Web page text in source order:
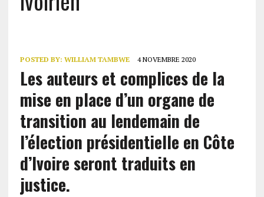
POSTED BY: WILLIAM TAMBWE 4 NOVEMBRE 2020
Les auteurs et complices de la
mise en place d’un organe de
transition au lendemain de
l’élection présidentielle en Côte
d’Ivoire seront traduits en
justice.